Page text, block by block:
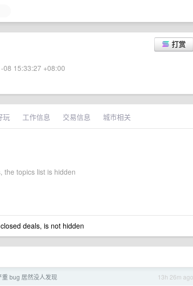
打赏
08 15:33:27 +08:00
玩 工作信息 交易信息 城市相关
the topics list is hidden
deals, is not hidden
13h 26m ago
bug 居然没人发现